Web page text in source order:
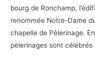
bourg de Ronchamp,
renommée Notre-Dame
chapelle de Pèlerinage.
pèlerinages sont